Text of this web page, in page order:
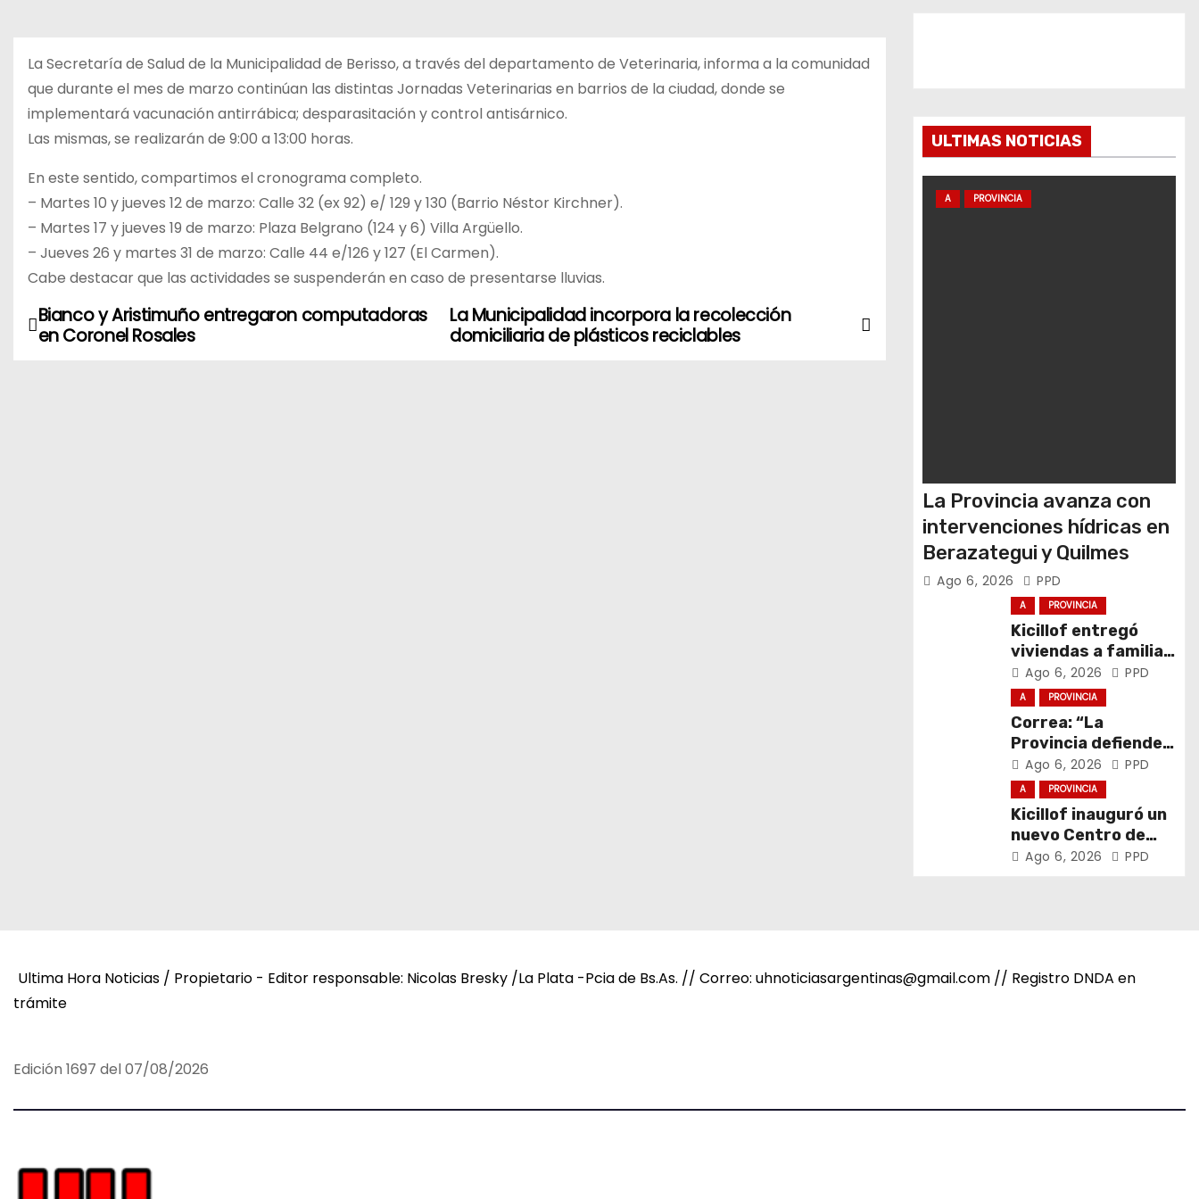
La Secretaría de Salud de la Municipalidad de Berisso, a través del departamento de Veterinaria, informa a la comunidad
que durante el mes de marzo continúan las distintas Jornadas Veterinarias en barrios de la ciudad, donde se
implementará vacunación antirrábica; desparasitación y control antisárnico.
Las mismas, se realizarán de 9:00 a 13:00 horas.
En este sentido, compartimos el cronograma completo.
– Martes 10 y jueves 12 de marzo: Calle 32 (ex 92) e/ 129 y 130 (Barrio Néstor Kirchner).
– Martes 17 y jueves 19 de marzo: Plaza Belgrano (124 y 6) Villa Argüello.
– Jueves 26 y martes 31 de marzo: Calle 44 e/126 y 127 (El Carmen).
Cabe destacar que las actividades se suspenderán en caso de presentarse lluvias.
N
a
La Municipalidad incorpora la recolección
domiciliaria de plásticos reciclables
Bianco y Aristimuño entregaron computadoras
en Coronel Rosales
ULTIMAS NOTICIAS
A PROVINCIA
La Provincia avanza con
intervenciones hídricas en
Berazategui y Quilmes
Ago 6, 2026 PPD
A PROVINCIA
Kicillof entregó
viviendas a familias
de General La
Madrid
Ago 6, 2026 PPD
A PROVINCIA
Correa: “La
Provincia defiende
el trabajo y la
soberanía sobre
puertos y ríos”
Ago 6, 2026 PPD
A PROVINCIA
Kicillof inauguró un
nuevo Centro de
Atención Primaria
Ago 6, 2026 PPD
Ultima Hora Noticias / Propietario - Editor responsable: Nicolas Bresky /La Plata -Pcia de Bs.As. // Correo: uhnoticiasargentinas@gmail.com // Registro DNDA en
trámite
Edición 1697 del 07/08/2026